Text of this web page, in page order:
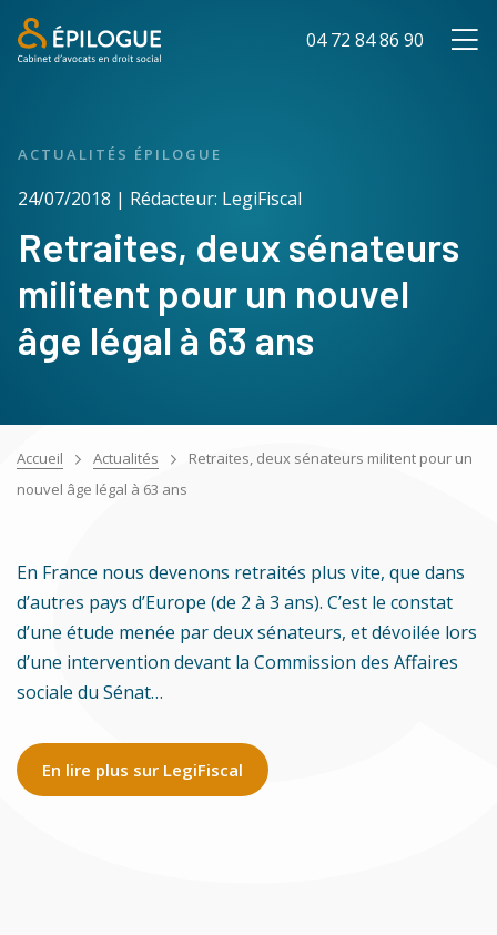
04 72 84 86 90
ACTUALITÉS ÉPILOGUE
24/07/2018 | Rédacteur: LegiFiscal
Retraites, deux sénateurs
militent pour un nouvel
âge légal à 63 ans
Accueil Actualités
Retraites, deux sénateurs militent pour un
nouvel âge légal à 63 ans
En France nous devenons retraités plus vite, que dans
d’autres pays d’Europe (de 2 à 3 ans). C’est le constat
d’une étude menée par deux sénateurs, et dévoilée lors
d’une intervention devant la Commission des Affaires
sociale du Sénat…
En lire plus sur LegiFiscal